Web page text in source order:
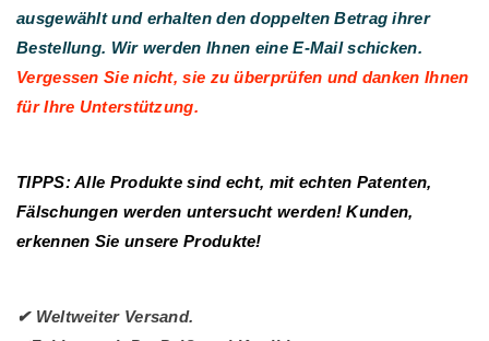
ausgewählt und erhalten den doppelten Betrag ihrer
Bestellung. Wir werden Ihnen eine E-Mail schicken.
Vergessen Sie nicht, sie zu überprüfen und danken Ihnen
für Ihre Unterstützung.
TIPPS: Alle Produkte sind echt, mit echten Patenten,
Fälschungen werden untersucht werden! Kunden,
erkennen Sie unsere Produkte!
✔ Weltweiter Versand.